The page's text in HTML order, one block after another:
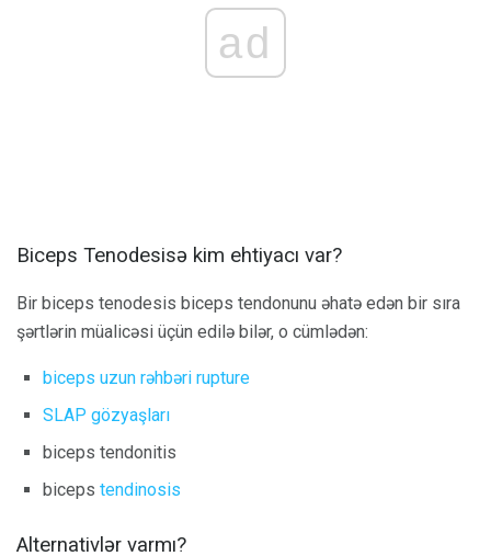
ad
Biceps Tenodesisə kim ehtiyacı var?
Bir biceps tenodesis biceps tendonunu əhatə edən bir sıra
şərtlərin müalicəsi üçün edilə bilər, o cümlədən:
biceps uzun rəhbəri rupture
SLAP gözyaşları
biceps tendonitis
biceps tendinosis
Alternativlər varmı?